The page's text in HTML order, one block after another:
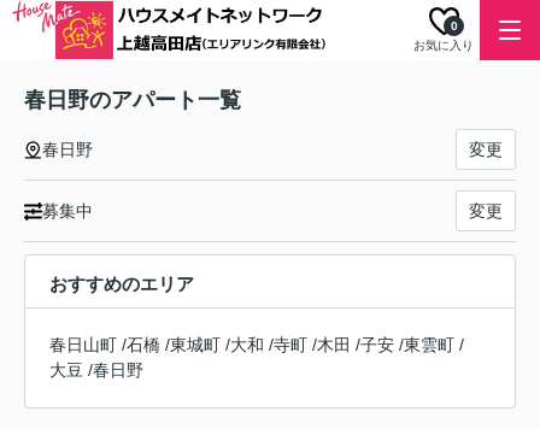
お気に入り
0
春日野のアパート一覧
春日野 変更
募集中 変更
おすすめのエリア
春日山町 /石橋 /東城町 /大和 /寺町 /木田 /子安 /東雲町 /
大豆 /春日野